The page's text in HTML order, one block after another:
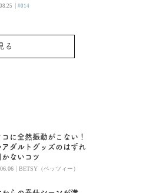
」の高速手マンに酔いし
| #014
る
コに全然振動がこない！
アダルトグッズのはずれ
かないコツ
| BETSY（ベッツィー）